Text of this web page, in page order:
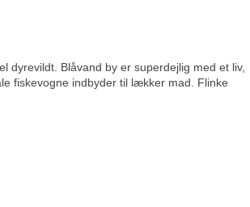
dyrevildt. Blåvand by er superdejlig med et liv,
fiskevogne indbyder til lækker mad. Flinke